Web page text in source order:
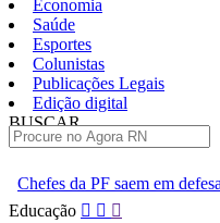
Economia
Saúde
Esportes
Colunistas
Publicações Legais
Edição digital
BUSCAR
em defesa de Andrei
Pular
Educação